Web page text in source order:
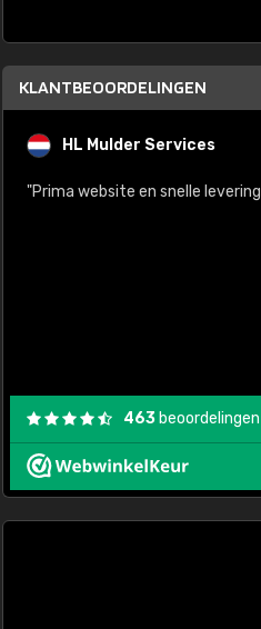
KLANTBEOORDELINGEN
HL Mulder Services
"Prima website en snelle
463 beoordelingen